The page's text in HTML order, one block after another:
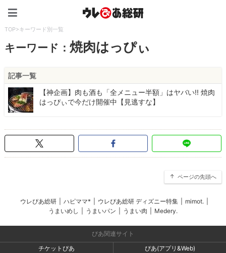
TOP>キーワード別一覧
キーワード：焼肉はっぴぃ
記事一覧
【神企画】肉も酒も「全メニュー半額」はヤバい!! 焼肉
はっぴぃで今だけ開催中【見逃すな】
ページの先頭へ
ウレぴあ総研 ハピママ* ウレぴあ総研 ディズニー特集 mimot.
うまいめし
うまいパン うまい肉 Medery.
ぴあ関連サイト
チケットぴあ
ぴあ(アプリ&Web)